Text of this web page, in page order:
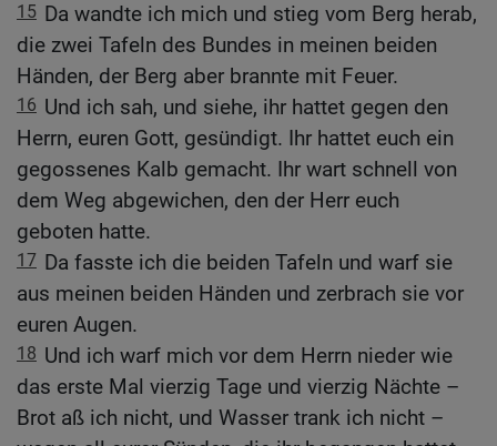
15 Da wandte ich mich und stieg vom Berg herab,
die zwei Tafeln des Bundes in meinen beiden
Händen, der Berg aber brannte mit Feuer.
16 Und ich sah, und siehe, ihr hattet gegen den
Herrn, euren Gott, gesündigt. Ihr hattet euch ein
gegossenes Kalb gemacht. Ihr wart schnell von
dem Weg abgewichen, den der Herr euch
geboten hatte.
17 Da fasste ich die beiden Tafeln und warf sie
aus meinen beiden Händen und zerbrach sie vor
euren Augen.
18 Und ich warf mich vor dem Herrn nieder wie
das erste Mal vierzig Tage und vierzig Nächte –
Brot aß ich nicht, und Wasser trank ich nicht –